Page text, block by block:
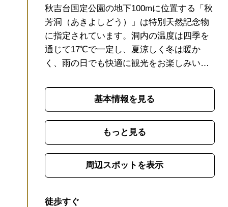
秋吉台国定公園の地下100mに位置する「秋
芳洞（あきよしどう）」は特別天然記念物
に指定されています。 洞内の温度は四季を
通じて17℃で一定し、夏涼しく冬は暖か
く、雨の日でも快適に観光をお楽しみいた
内最大級で、約1kmに及ぶ一般観光コース
では、長い年月をかけて生み出された自然
まるで棚田を思わせるような「百枚
皿」は写真映え間違いなしの圧巻の見ごた
えです。
また、探検コースでは、懐中電灯
を片手にはしごを登ったり、鍾乳石の間を
めます。（別途料金）
基本情報を見る
もっと見る
周辺スポットを表示
徒歩すぐ